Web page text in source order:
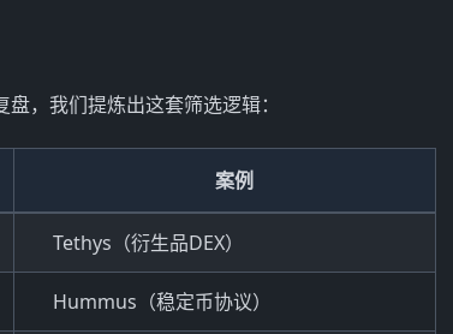
，我们提炼出这套筛选逻辑：
案例
Tethys（衍生品DEX）
Hummus（稳定币协议）